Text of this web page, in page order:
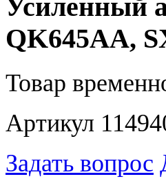
Усиленный
QK645AA,
Товар
Артикул
Задать вопрос